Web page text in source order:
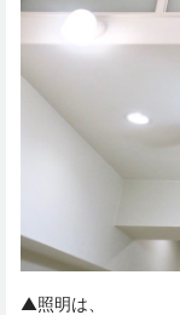
▲照明は、